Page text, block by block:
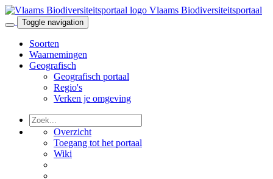
Vlaams Biodiversiteitsportaal
Toggle navigation
Soorten
Waarnemingen
Geografisch
Geografisch portaal
Regio's
Verken je omgeving
Overzicht
Toegang tot het portaal
Wiki